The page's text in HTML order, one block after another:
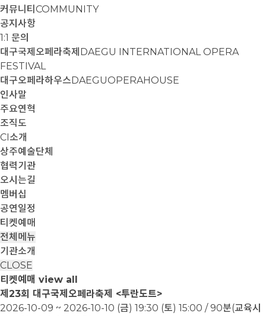
커뮤니티 COMMUNITY
공지사항
1:1 문의
대구국제오페라축제 DAEGU INTERNATIONAL OPERA
FESTIVAL
대구오페라하우스DAEGUOPERAHOUSE
인사말
주요연혁
조직도
CI소개
상주예술단체
협력기관
오시는길
멤버십
공연일정
티켓예매
전체메뉴
기관소개
CLOSE
티켓예매 view all
제23회 대구국제오페라축제 <투란도트>
2026-10-09 ~ 2026-10-10 (금) 19:30 (토) 15:00 / 90분(교육시